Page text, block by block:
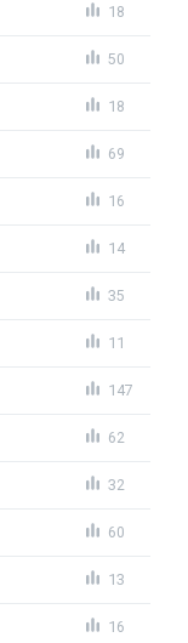
18
50
18
69
16
14
35
11
147
62
32
60
13
16